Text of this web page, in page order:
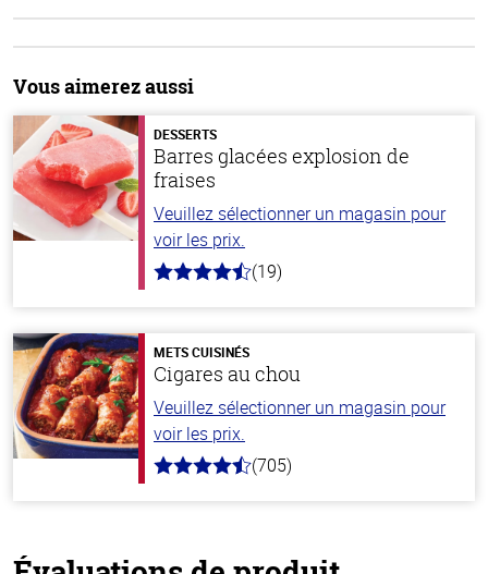
Vous aimerez aussi
DESSERTS
Barres glacées explosion de
fraises
Veuillez sélectionner un magasin pour
voir les prix.
4.8
stars
(19)
METS CUISINÉS
Cigares au chou
Veuillez sélectionner un magasin pour
voir les prix.
4.6
(705)